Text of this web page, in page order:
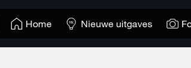
Home Nieuwe uitgaves